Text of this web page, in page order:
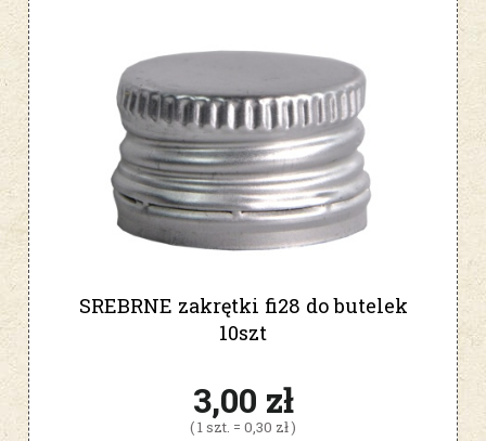
SREBRNE zakrętki fi28 do butelek
10szt
3,00 zł
( 1 szt. = 0,30 zł )